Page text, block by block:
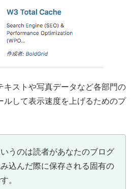
キストや写真データなど各部門の
ルして表示速度を上げるためのプ
うのは読者があなたのブログ
込んだ際に保存される固有の
。